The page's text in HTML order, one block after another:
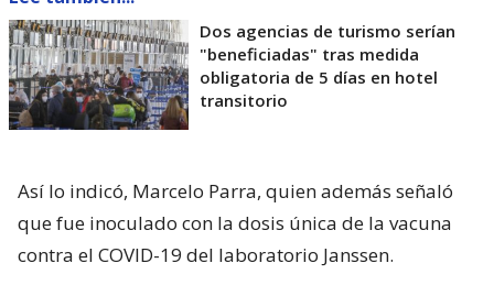
Dos agencias de turismo serían
"beneficiadas" tras medida
obligatoria de 5 días en hotel
transitorio
Así lo indicó, Marcelo Parra, quien además señaló
que fue inoculado con la dosis única de la vacuna
contra el COVID-19 del laboratorio Janssen.